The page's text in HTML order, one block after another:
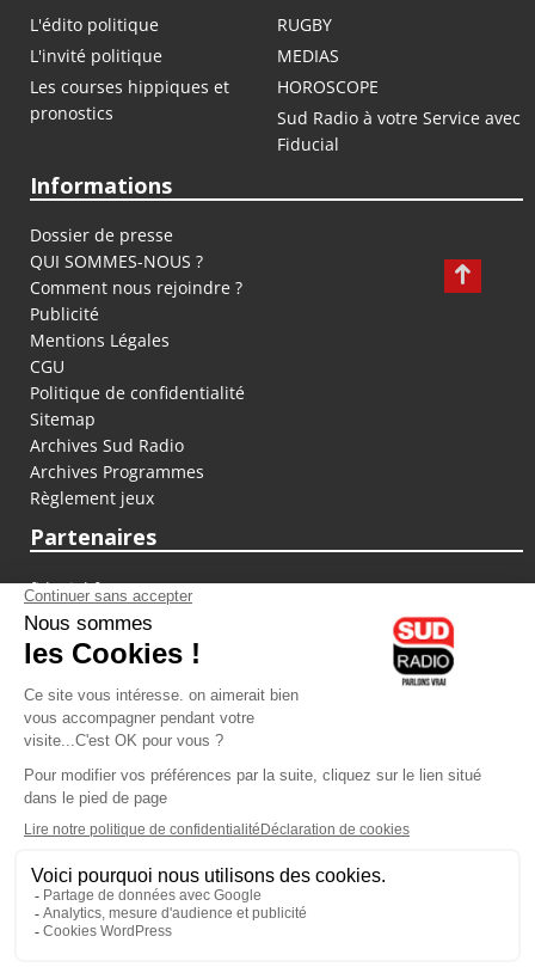
L'édito politique
RUGBY
L'invité politique
MEDIAS
Les courses hippiques et
pronostics
HOROSCOPE
Sud Radio à votre Service avec
Fiducial
Informations
Dossier de presse
QUI SOMMES-NOUS ?
Comment nous rejoindre ?
Publicité
Mentions Légales
CGU
Politique de confidentialité
Sitemap
Archives Sud Radio
Archives Programmes
Règlement jeux
Partenaires
fiducial.fr
lyoncapitale.fr
olympique-et-lyonnais.com
L'application Iphone / Android
Téléchargez l'application
Les cookies
Gestion des cookies
Crédit photos : ©Sud Radio / Pierre Olivier